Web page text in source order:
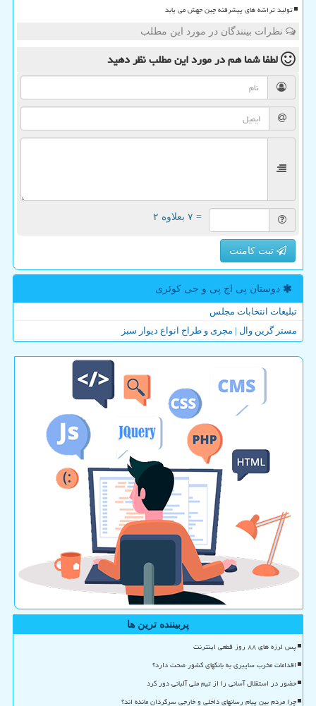
تولید تراشه های پیشرفته چین جهش می یابد
نظرات بینندگان در مورد این مطلب
لطفا شما همدر مورد این مطلبنظر دهید
= ۷ بعلاوه ۲
ثبت کامنت
دوستان پی اچ پی و جی كوئری
تبلیغات انتخابات مجلس
مستر گرین وال | مجری و طراح انواع دیوار سبز
پربیننده ترین ها
پس لرزه های ۸۸ روز قطعی اینترنت
اقدامات مخرب سایبری به بانکهای کشور صحت دارد؟
حضور در استقلال آسانی را از تیم ملی آلبانی دور کرد
چرا مردم بین پیام رسانهای داخلی و خارجی سرگردان مانده اند؟